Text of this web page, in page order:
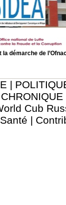
la démarche de
|
CHRONIQUE
Cub
Santé |